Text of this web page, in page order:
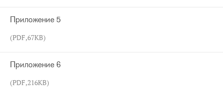
Приложение 5
(PDF,67KB)
Приложение 6
(PDF,216KB)